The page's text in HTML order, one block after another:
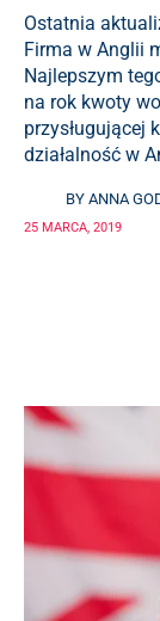
Ostatnia
Firma w Anglii
Najlepszym
na rok kwoty
przysługującej
działalność w
BY ANNA
25 MARCA, 2019